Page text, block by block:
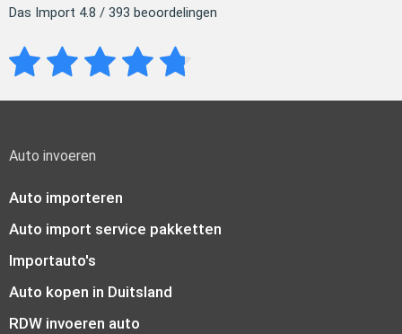
Das Import 4.8 / 393 beoordelingen
Auto invoeren
Auto importeren
Auto import service pakketten
Importauto's
Auto kopen in Duitsland
RDW invoeren auto